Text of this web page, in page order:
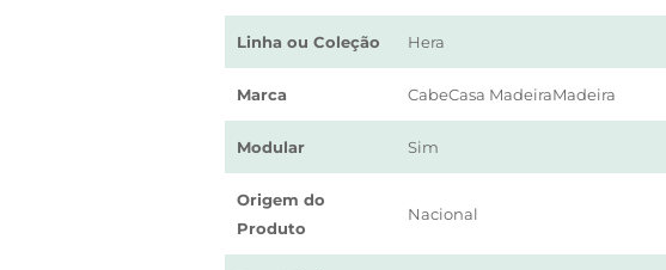
Linha ou Coleção Hera
Marca CabeCasa MadeiraMadeira
Modular Sim
Origem do
Produto
Nacional